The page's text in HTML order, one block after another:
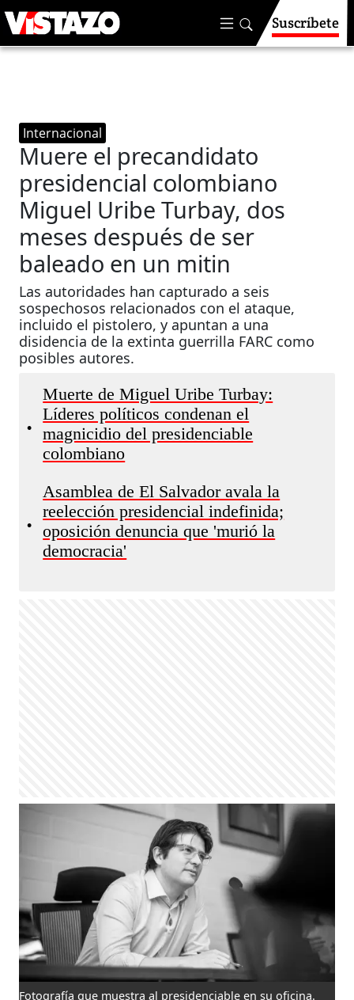
Suscríbete
Internacional
Muere el precandidato
presidencial colombiano
Miguel Uribe Turbay, dos
meses después de ser
baleado en un mitin
Las autoridades han capturado a seis
sospechosos relacionados con el ataque,
incluido el pistolero, y apuntan a una
disidencia de la extinta guerrilla FARC como
posibles autores.
•
Muerte de Miguel Uribe Turbay:
Líderes políticos condenan el
magnicidio del presidenciable
colombiano
•
Asamblea de El Salvador avala la
reelección presidencial indefinida;
oposición denuncia que 'murió la
democracia'
Fotografía que muestra al presidenciable en su oficina.